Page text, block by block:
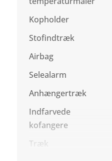
Kopholder
Stofindtræk
Airbag
Selealarm
Anhængertræk
Indfarvede
kofangere
Træk